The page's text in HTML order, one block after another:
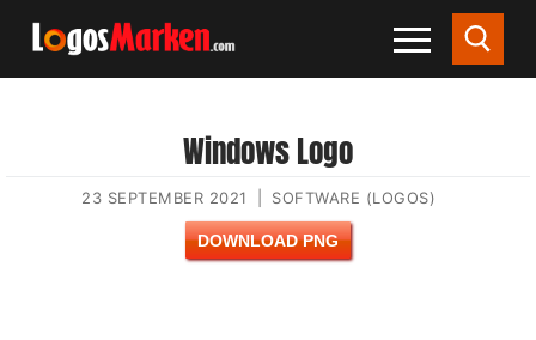
Windows Logo
23 SEPTEMBER 2021 SOFTWARE (LOGOS)
DOWNLOAD PNG